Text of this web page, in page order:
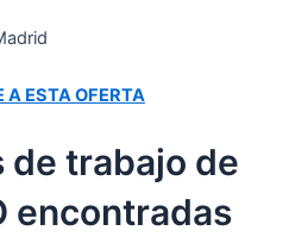
A ESTA OFERTA
trabajo de
encontradas